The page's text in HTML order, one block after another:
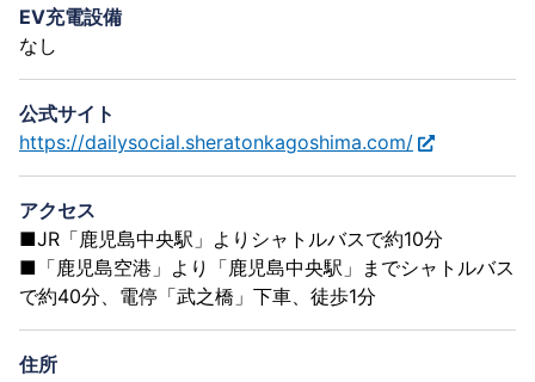
EV充電設備
なし
公式サイト
https://dailysocial.sheratonkagoshima.com/
アクセス
■JR「鹿児島中央駅」よりシャトルバスで約10分
■「鹿児島空港」より「鹿児島中央駅」までシャトルバス
で約40分、電停「武之橋」下車、徒歩1分
住所